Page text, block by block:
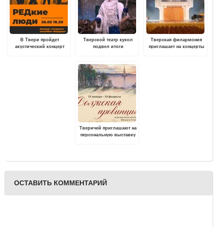
В Твери пройдет
акустический концерт
Тверской театр кукол
подвел итоги
Тверская филармония
приглашает на концерты
Тверичей приглашают на
персональную выставку
ОСТАВИТЬ КОММЕНТАРИЙ